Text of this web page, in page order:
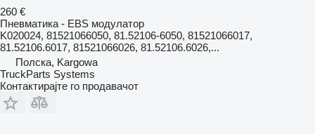
260 €
Пневматика - EBS модулатор
K020024, 81521066050, 81.52106-6050, 81521066017,
81.52106.6017, 81521066026, 81.52106.6026,...
Полска, Kargowa
TruckParts Systems
Контактирајте го продавачот